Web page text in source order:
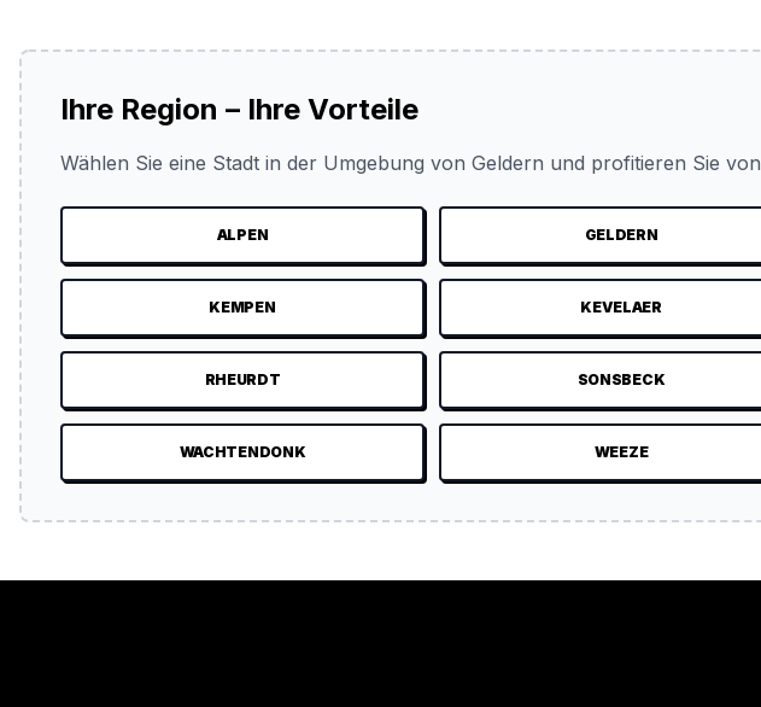
Ihre Region – Ihre Vorteile
Wählen Sie eine Stadt in der Umgebung von Geldern und profitieren Sie von
ALPEN GELDERN
KEMPEN KEVELAER
RHEURDT SONSBECK
WACHTENDONK WEEZE